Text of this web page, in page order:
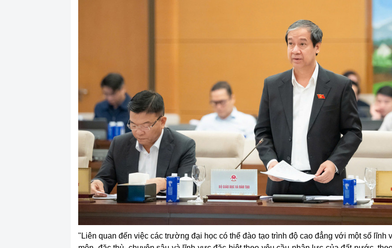
"Liên quan đến việc các trường đại học có thể đào tạo trình độ cao đẳng với một số lĩnh